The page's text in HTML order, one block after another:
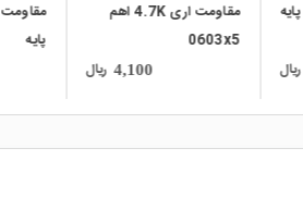
ریال
پایه
29,300 ریال
پایه